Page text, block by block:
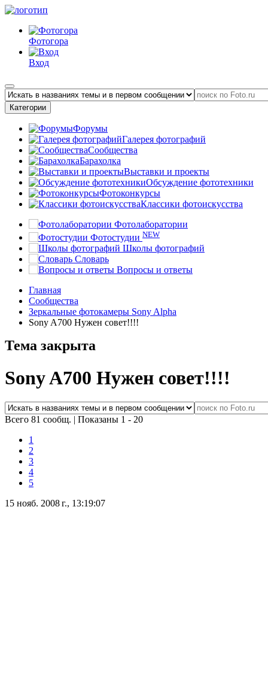
Фотогора
Вход
Категории
Форумы
Галерея фотографий
Сообщества
Барахолка
Выставки и проекты
Обсуждение фототехники
Фотоконкурсы
Классики фотоискусства
Фотолаборатории
Фотостудии NEW
Школы фотографий
Словарь
Вопросы и ответы
Главная
Сообщества
Зеркальные фотокамеры Sony Alpha
Sony A700 Нужен совет!!!!
Тема закрыта
Sony A700 Нужен совет!!!!
Всего 81 сообщ. | Показаны 1 - 20
1
2
3
4
5
15 нояб. 2008 г., 13:19:07